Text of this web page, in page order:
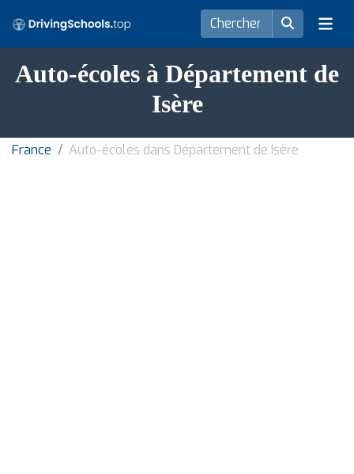
Auto-écoles à Département de
Isère
France Auto-écoles dans Département de Isère